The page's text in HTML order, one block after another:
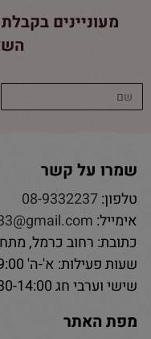
מעוניינים
שמרו על קשר
טלפון:08-9332237
אימייל:
כתובת: רחוב כרמל,
שעות פעילות: א'-ה' 9:00-19:00
שישי וערבי חג 8:30-14:00
מפת האתר